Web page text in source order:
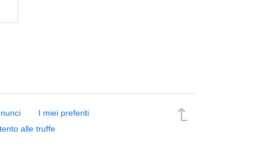
I miei preferiti
alle truffe